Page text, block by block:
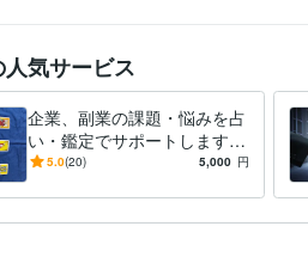
名古屋工業大学
気サービス
企業、副業の課題・悩みを占
い・鑑定でサポートします
重要な経営課題の悩みを占
5.0(20) 5,000 円